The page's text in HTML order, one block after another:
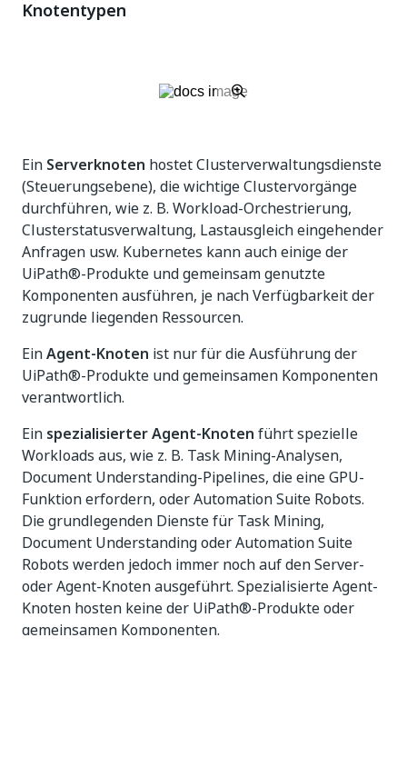
Knotentypen
Ein Serverknoten hostet Clusterverwaltungsdienste
(Steuerungsebene), die wichtige Clustervorgänge
durchführen, wie z. B. Workload-Orchestrierung,
Clusterstatusverwaltung, Lastausgleich eingehender
Anfragen usw. Kubernetes kann auch einige der
UiPath®-Produkte und gemeinsam genutzte
Komponenten ausführen, je nach Verfügbarkeit der
zugrunde liegenden Ressourcen.
EinAgent-Knoten ist nur für die Ausführung der
UiPath®-Produkte und gemeinsamen Komponenten
verantwortlich.
Ein spezialisierter Agent-Knoten führt spezielle
Workloads aus, wie z. B. Task Mining-Analysen,
Document Understanding-Pipelines, die eine GPU-
Funktion erfordern, oder Automation Suite Robots.
Die grundlegenden Dienste für Task Mining,
Document Understanding oder Automation Suite
Robots werden jedoch immer noch auf den Server-
oder Agent-Knoten ausgeführt. Spezialisierte Agent-
Knoten hosten keine der UiPath®-Produkte oder
gemeinsamen Komponenten.